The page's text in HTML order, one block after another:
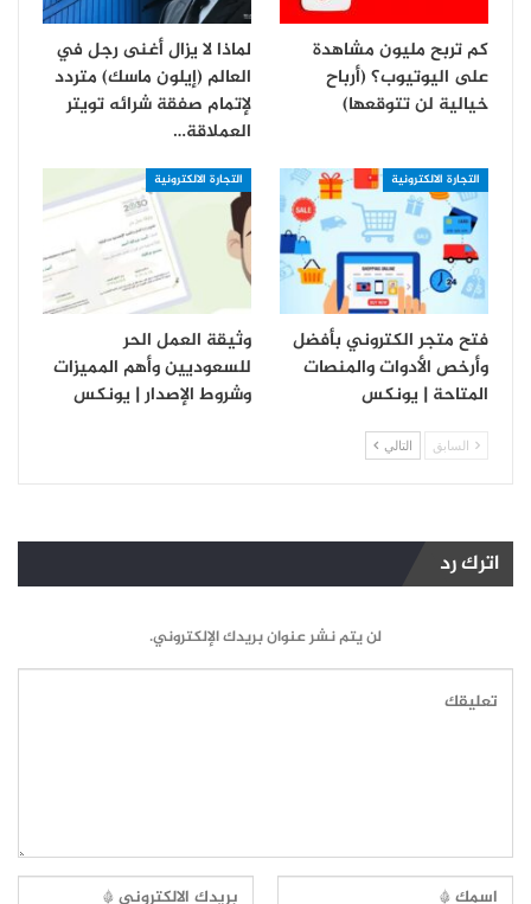
كم تربح مليون مشاهدة
على اليوتيوب؟ (أرباح
خيالية لن تتوقعها)
لماذا لا يزال أغنى رجل في
العالم (إيلون ماسك) متردد
لإتمام صفقة شرائه تويتر
العملاقة…
التجارة الالكترونية
فتح متجر الكتروني بأفضل
وأرخص الأدوات والمنصات
المتاحة | يونكس
التجارة الالكترونية
وثيقة العمل الحر
للسعوديين وأهم المميزات
وشروط الإصدار | يونكس
السابق التالي
اترك رد
لن يتم نشر عنوان بريدك الإلكتروني.